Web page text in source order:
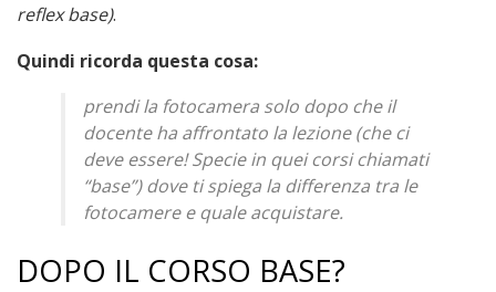
reflex base).
Quindi ricorda questa cosa:
prendi la fotocamera solo dopo che il
docente ha affrontato la lezione(che ci
deve essere! Specie in quei corsi chiamati
“base”)dove ti spiega la differenza tra le
fotocamere e quale acquistare.
DOPO IL CORSO BASE?